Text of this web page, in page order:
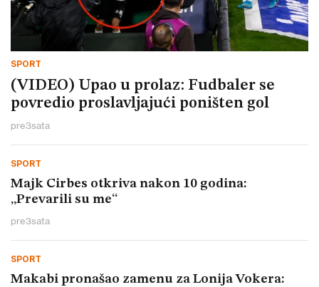
SPORT
(VIDEO) Upao u prolaz: Fudbaler se
povredio proslavljajući poništen gol
pre3sata
SPORT
Majk Cirbes otkriva nakon 10 godina:
„Prevarili su me“
pre3sata
SPORT
Makabi pronašao zamenu za Lonija Vokera: